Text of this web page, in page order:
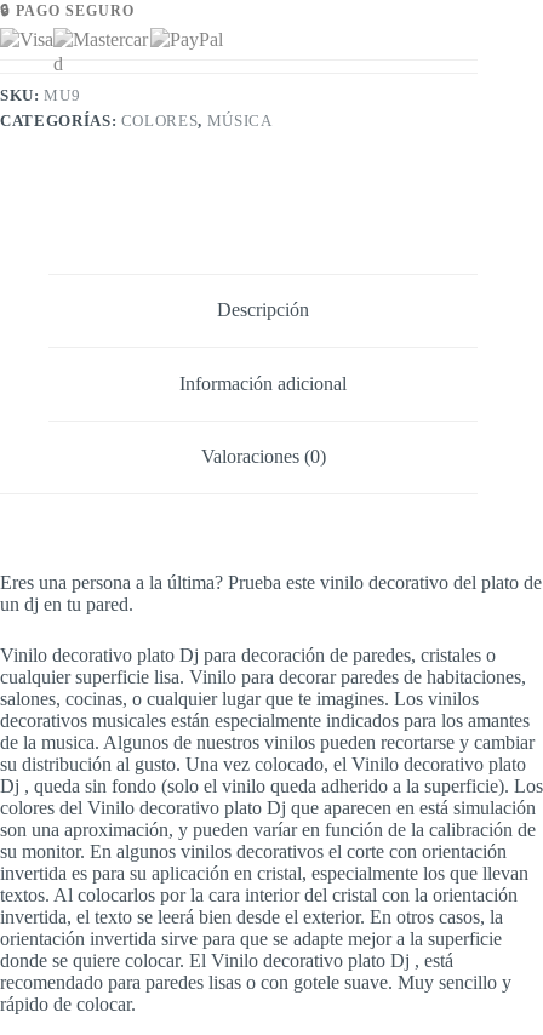
🔒 PAGO SEGURO
SKU:MU9
CATEGORÍAS: COLORES, MÚSICA
Descripción
Información adicional
Valoraciones (0)
Eres una persona a la última? Prueba este vinilo decorativo del plato de
un dj en tu pared.
Vinilo decorativo plato Dj para decoración de paredes, cristales o
cualquier superficie lisa. Vinilo para decorar paredes de habitaciones,
salones, cocinas, o cualquier lugar que te imagines. Los vinilos
decorativos musicales están especialmente indicados para los amantes
de la musica. Algunos de nuestros vinilos pueden recortarse y cambiar
su distribución al gusto. Una vez colocado, el Vinilo decorativo plato
Dj , queda sin fondo (solo el vinilo queda adherido a la superficie). Los
colores del Vinilo decorativo plato Dj que aparecen en está simulación
son una aproximación, y pueden varíar en función de la calibración de
su monitor. En algunos vinilos decorativos el corte con orientación
invertida es para su aplicación en cristal, especialmente los que llevan
textos. Al colocarlos por la cara interior del cristal con la orientación
invertida, el texto se leerá bien desde el exterior. En otros casos, la
orientación invertida sirve para que se adapte mejor a la superficie
donde se quiere colocar. El Vinilo decorativo plato Dj , está
recomendado para paredes lisas o con gotele suave. Muy sencillo y
rápido de colocar.